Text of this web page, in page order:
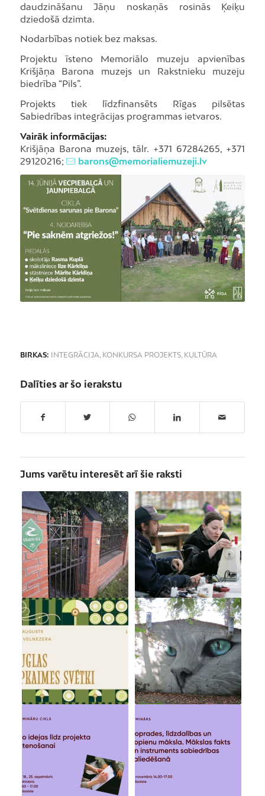
daudzināšanu Jāņu noskaņās rosinās Ķeiķu
dziedošā dzimta.
Nodarbības notiek bez maksas.
Projektu īsteno Memoriālo muzeju apvienības
Krišjāņa Barona muzejs un Rakstnieku muzeju
biedrība “Pils”.
Projekts tiek līdzfinansēts Rīgas pilsētas
Sabiedrības integrācijas programmas ietvaros.
Vairāk informācijas:
Krišjāņa Barona muzejs, tālr. +371 67284265, +371
29120216;
barons@memorialiemuzeji.lv
BIRKAS: INTEGRĀCIJA, KONKURSA PROJEKTS, KULTŪRA
Dalīties ar šo ierakstu
Jums varētu interesēt arī šie raksti